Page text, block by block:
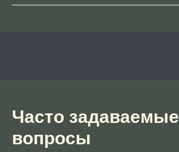
Часто задаваемые
вопросы